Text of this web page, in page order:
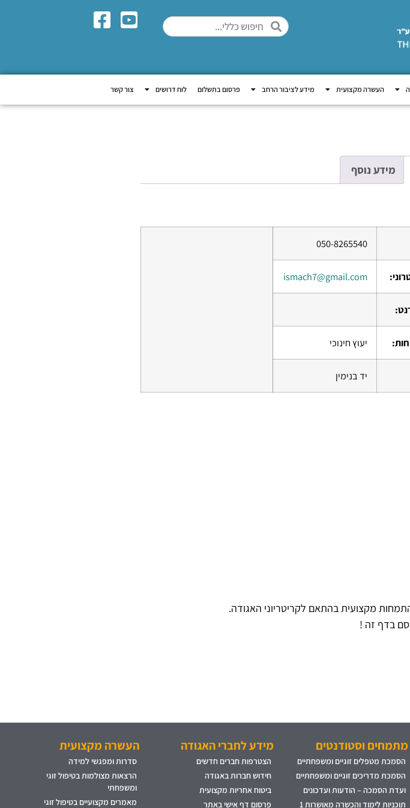
העשרה מקצועית מידע לציבור הרחב פרסום בתשלום לוח דרושים צור קשר
מידע נוסף
050-8265540
ismach7@gmail.com
יעוץ חינוכי
יד בנימין
מקצועית בהתאם לקריטריוני האגודה.
בדף זה !
מתמחים וסטודנטים
הסמכת מטפלים זוגיים ומשפחתיים
הסמכת מדריכים זוגיים ומשפחתיים
ועדת הסמכה – הודעות ועדכונים
תוכניות לימוד והכשרה מאושרות 1
מידע לחברי האגודה
הצטרפות חברים חדשים
חידוש חברות באגודה
ביטוח אחריות מקצועית
פרסום דף אישי באתר
העשרה מקצועית
סדרות ומפגשי למידה
הרצאות מצולמות בטיפול זוגי
ומשפחתי
מאמרים מקצועיים בטיפול זוגי